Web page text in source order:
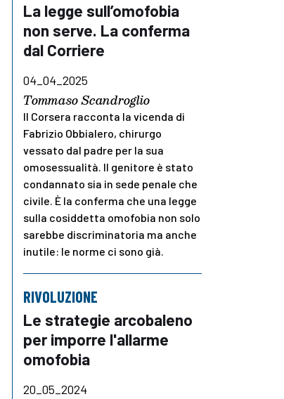
La legge sull’omofobia
non serve. La conferma
dal Corriere
04_04_2025
Tommaso Scandroglio
Il Corsera racconta la vicenda di
Fabrizio Obbialero, chirurgo
vessato dal padre per la sua
omosessualità. Il genitore è stato
condannato sia in sede penale che
civile. È la conferma che una legge
sulla cosiddetta omofobia non solo
sarebbe discriminatoria ma anche
inutile: le norme ci sono già.
RIVOLUZIONE
Le strategie arcobaleno
per imporre l'allarme
omofobia
20_05_2024